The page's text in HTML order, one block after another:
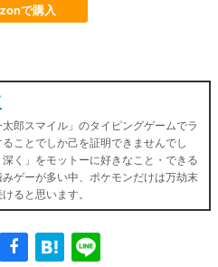
で購入
郎スマイル」のタイピングゲームでラ
ことでしか己を証明できませんでし
く」をモットーに好きなこと・できる
みゲーが多い中、ポケモンだけは万劫末
ると思います。